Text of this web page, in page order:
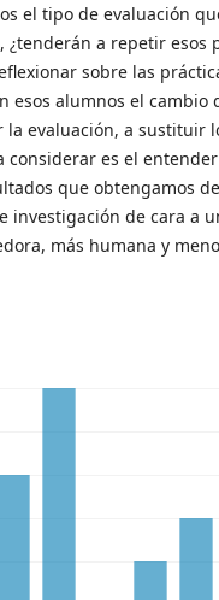
el tipo de evaluación
¿tenderán a repetir esos
sobre las
esos alumnos el cambio
la evaluación, a sustituir
considerar es el
que obtengamos
investigación de cara a
más humana y